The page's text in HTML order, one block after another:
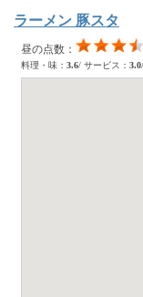
ラーメン 豚スタ